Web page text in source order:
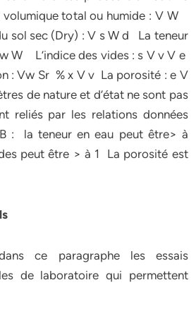
total ou humide : V W
sol sec (Dry) : V s W d La teneur
W L’indice des vides : s V v V e
: Vw Sr % x V v La porosité : e V
de nature et d’état ne sont pas
reliés par les relations données
: la teneur en eau peut être> à
peut être > à 1 La porosité est
ce paragraphe les essais
de laboratoire qui permettent